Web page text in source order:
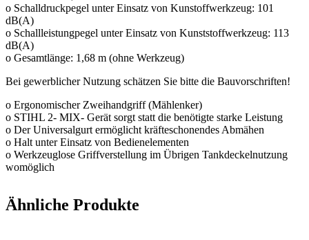
o Schalldruckpegel unter Einsatz von Kunstoffwerkzeug: 101
dB(A)
o Schallleistungpegel unter Einsatz von Kunststoffwerkzeug: 113
dB(A)
o Gesamtlänge: 1,68 m (ohne Werkzeug)
Bei gewerblicher Nutzung schätzen Sie bitte die Bauvorschriften!
o Ergonomischer Zweihandgriff (Mählenker)
o STIHL 2- MIX- Gerät sorgt statt die benötigte starke Leistung
o Der Universalgurt ermöglicht kräfteschonendes Abmähen
o Halt unter Einsatz von Bedienelementen
o Werkzeuglose Griffverstellung im Übrigen Tankdeckelnutzung
womöglich
Ähnliche Produkte